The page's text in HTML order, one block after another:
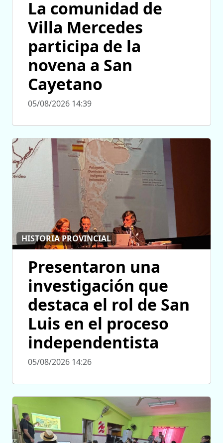
La comunidad de
Villa Mercedes
participa de la
novena a San
Cayetano
05/08/2026 14:39
HISTORIA PROVINCIAL
Presentaron una
investigación que
destaca el rol de San
Luis en el proceso
independentista
05/08/2026 14:26